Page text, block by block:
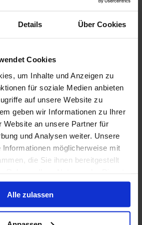
Details Über Cookies
Cookies
um Inhalte und Anzeigen zu
für soziale Medien anbieten
auf unsere Website zu
geben wir Informationen zu Ihrer
Website an unsere Partner für
und Analysen weiter. Unsere
Informationen möglicherweise mit
die Sie ihnen bereitgestellt
Alle zulassen
Nächte Keine alternativen
Deutschland auf AIDAsol